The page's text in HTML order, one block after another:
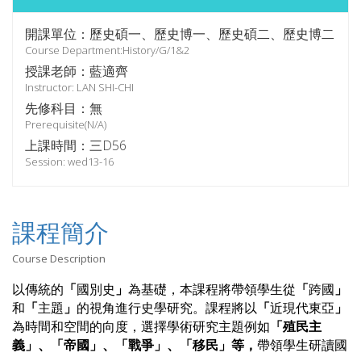
開課單位：歷史碩一、歷史博一、歷史碩二、歷史博二
Course Department:History/G/1&2
授課老師：藍適齊
Instructor: LAN SHI-CHI
先修科目：無
Prerequisite(N/A)
上課時間：三D56
Session: wed13-16
課程簡介
Course Description
以傳統的 「 國別史 」 為基礎，本課程將帶領學生從 「 跨國 」
和 「 主題 」 的視角進行史學研究。課程將以 「 近現代東亞 」
為時間和空間的向度，選擇學術研究主題例如 「殖民主
義」、「 帝國 」、「戰爭」、「移民」等， 帶領學生研讀國